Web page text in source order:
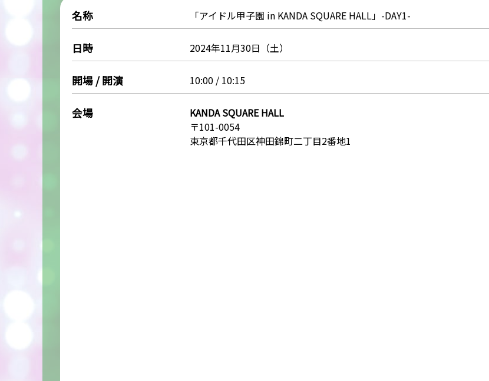
名称 「アイドル甲子園 in KANDA SQUARE HALL」-DAY1-
日時 2024年11月30日（土）
開場 / 開演 10:00 / 10:15
会場
KANDA SQUARE HALL
〒101-0054
東京都千代田区神田錦町二丁目2番地1